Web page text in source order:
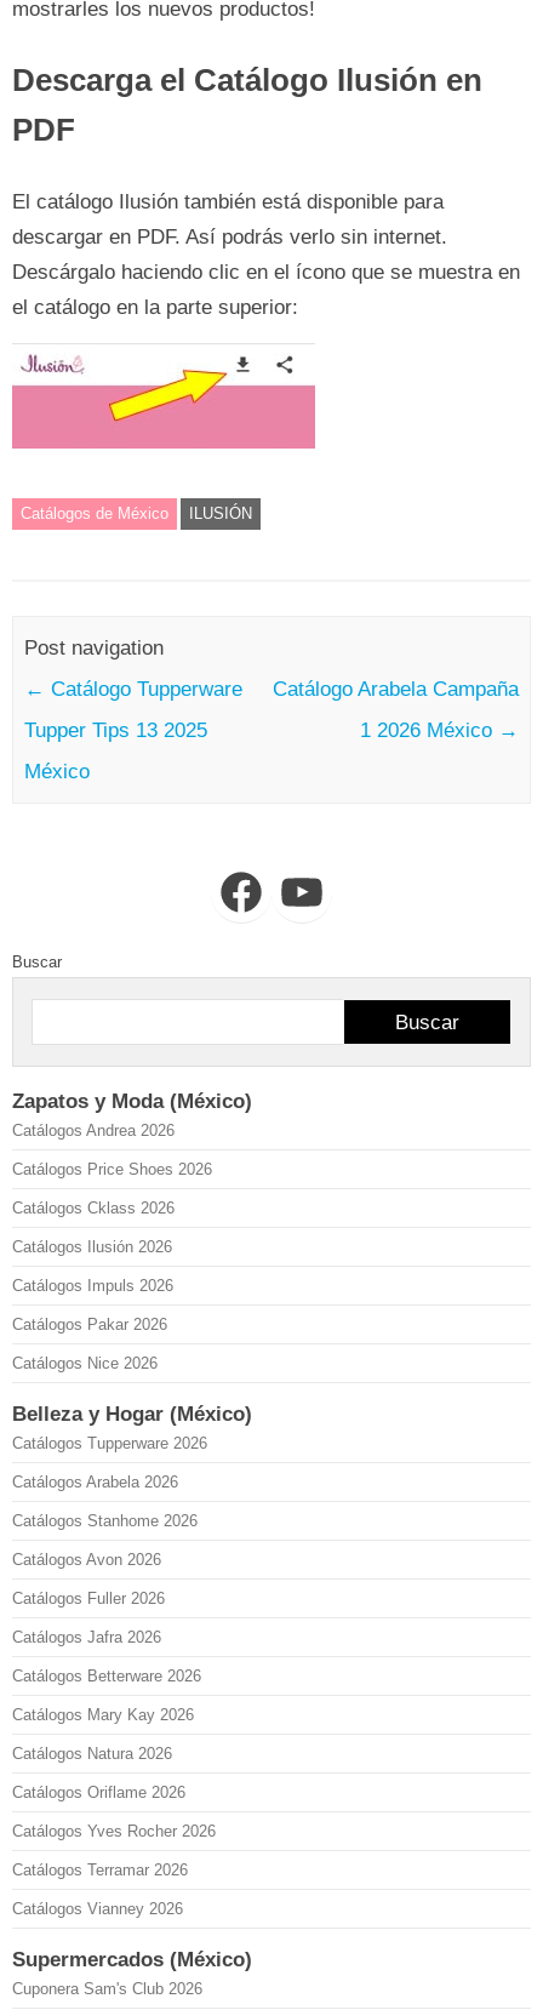
mostrarles los nuevos productos!
Descarga el Catálogo Ilusión en
PDF
El catálogo Ilusión también está disponible para
descargar en PDF. Así podrás verlo sin internet.
Descárgalo haciendo clic en el ícono que se muestra en
el catálogo en la parte superior:
Catálogos de México ILUSIÓN
Post navigation
← Catálogo Tupperware
Tupper Tips 13 2025
México
Catálogo Arabela Campaña
1 2026 México →
FacebookYouTube
Buscar
Buscar
Zapatos y Moda (México)
Catálogos Andrea 2026
Catálogos Price Shoes 2026
Catálogos Cklass 2026
Catálogos Ilusión 2026
Catálogos Impuls 2026
Catálogos Pakar 2026
Catálogos Nice 2026
Belleza y Hogar (México)
Catálogos Tupperware 2026
Catálogos Arabela 2026
Catálogos Stanhome 2026
Catálogos Avon 2026
Catálogos Fuller 2026
Catálogos Jafra 2026
Catálogos Betterware 2026
Catálogos Mary Kay 2026
Catálogos Natura 2026
Catálogos Oriflame 2026
Catálogos Yves Rocher 2026
Catálogos Terramar 2026
Catálogos Vianney 2026
Supermercados (México)
Cuponera Sam's Club 2026